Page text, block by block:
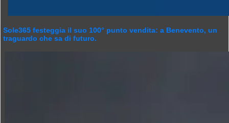
Sole365 festeggia il suo 100° punto vendita: a Benevento, un
traguardo che sa di futuro.